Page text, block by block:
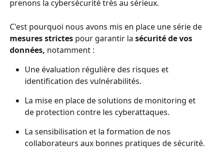
prenons la cybersécurité très au sérieux.
C'est pourquoi nous avons mis en place une série de
mesures strictes pour garantir la sécurité de vos
données, notamment :
Une évaluation régulière des risques et
identification des vulnérabilités.
La mise en place de solutions de monitoring et
de protection contre les cyberattaques.
La sensibilisation et la formation de nos
collaborateurs aux bonnes pratiques de sécurité.